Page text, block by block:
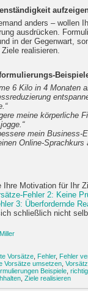
anders – wollen
ausdrücken.
und in der Gegenwart,
realisieren.
6 Kilo in 4 Monaten
meine körperliche
mein
Online-Sprachkurs
Ihre Motivation für Ihr
Fehler 2: Keine
3: Überfordernde
schließlich nicht
Vorsätze Fehler, Fehler
Vorsätze umsetzen
Beispiele
Ziele realisieren